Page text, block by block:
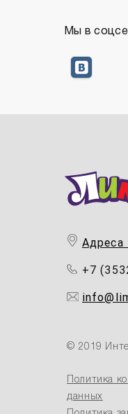
Мы в
Адреса
+7
© 2019
Политика
данных